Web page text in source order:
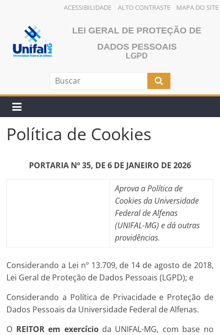
ACESSIBILIDADE ALTO CONTRASTE MAPA DO SITE
conteúdo
LEI GERAL DE PROTEÇÃO DE
DADOS PESSOAIS
LGPD
Política de Cookies
PORTARIA Nº 35, DE 6 DE JANEIRO DE 2026
Aprova a Política de
Cookies da Universidade
Federal de Alfenas
(UNIFAL-MG) e dá outras
providências.
Considerando a Lei nº 13.709, de 14 de agosto de 2018,
Lei Geral de Proteção de Dados Pessoais (LGPD); e
Considerando a Política de Privacidade e Proteção de
Dados Pessoais da Universidade Federal de Alfenas.
O REITOR em exercício da UNIFAL-MG, com base no